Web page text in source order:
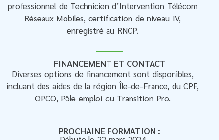
professionnel de Technicien d’Intervention Télécom
Réseaux Mobiles, certification de niveau IV,
enregistré au RNCP.
FINANCEMENT ET CONTACT
Diverses options de financement sont disponibles,
incluant des aides de la région Île-de-France, du CPF,
OPCO, Pôle emploi ou Transition Pro.
PROCHAINE FORMATION :